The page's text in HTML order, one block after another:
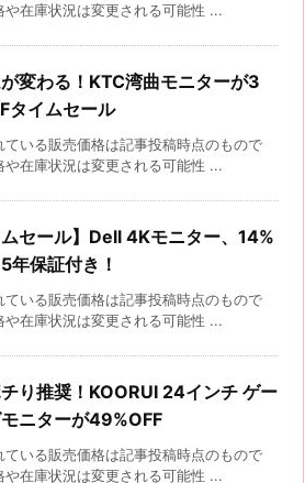
や在庫状況は変更される可能性 ...
変わる！KTC湾曲モニターが3
タイムセール
ている販売価格は記事投稿時点のもので
や在庫状況は変更される可能性 ...
ムセール】Dell 4Kモニター、14%
年保証付き！
ている販売価格は記事投稿時点のもので
や在庫状況は変更される可能性 ...
り推奨！KOORUI 24インチ ゲー
ニターが49%OFF
ている販売価格は記事投稿時点のもので
や在庫状況は変更される可能性 ...